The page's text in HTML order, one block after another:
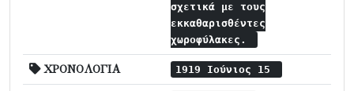
σχετικά με τους
εκκαθαρισθέντες
χωροφύλακες.
ΧΡΟΝΟΛΟΓΙΑ 1919 Ιούνιος 15